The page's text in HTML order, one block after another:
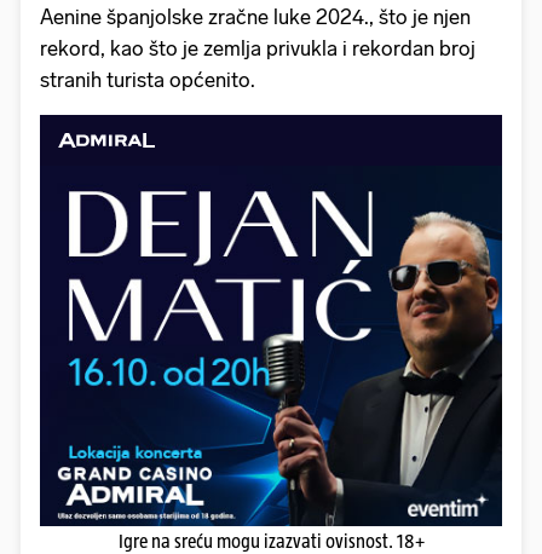
Aenine španjolske zračne luke 2024., što je njen
rekord, kao što je zemlja privukla i rekordan broj
stranih turista općenito.
Igre na sreću mogu izazvati ovisnost. 18+